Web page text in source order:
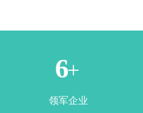
1+
领军企业